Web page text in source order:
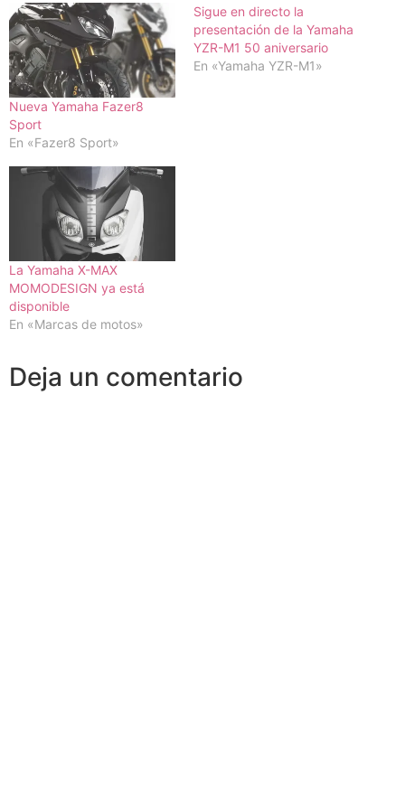
Nueva Yamaha Fazer8
Sport
En «Fazer8 Sport»
Sigue en directo la
presentación de la Yamaha
YZR-M1 50 aniversario
En «Yamaha YZR-M1»
La Yamaha X-MAX
MOMODESIGN ya está
disponible
En «Marcas de motos»
Deja un comentario